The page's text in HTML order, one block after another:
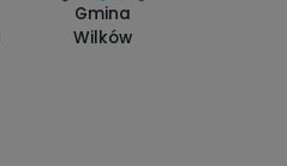
Gmina
Wilków